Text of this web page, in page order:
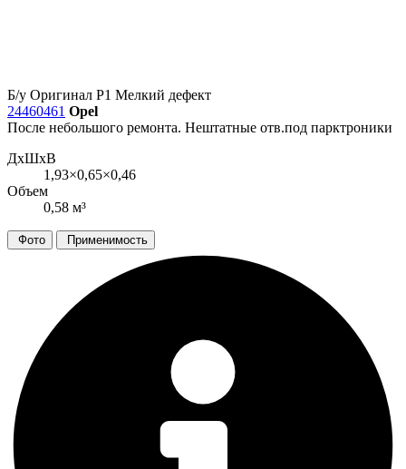
Б/у Оригинал Р1 Мелкий дефект
24460461 Opel
После небольшого ремонта. Нештатные отв.под парктроники
ДxШxВ
1,93×0,65×0,46
Объем
0,58 м³
Фото Применимость